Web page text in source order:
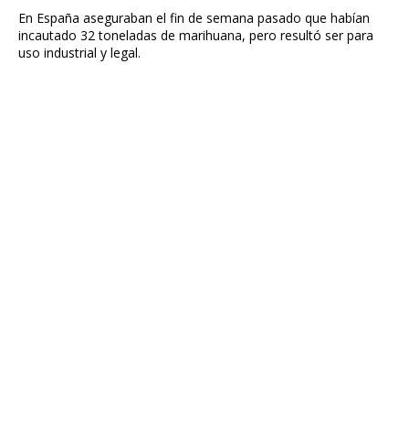
En España aseguraban el fin de semana pasado que habían
incautado 32 toneladas de marihuana, pero resultó ser para
uso industrial y legal.